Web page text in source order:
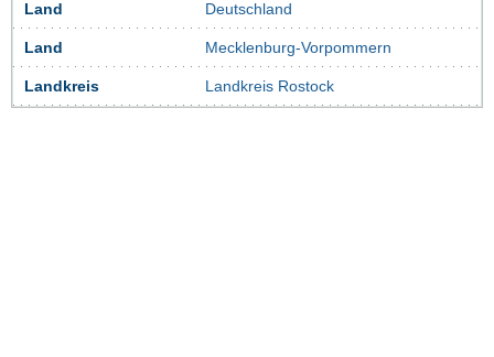
Land Deutschland
Land Mecklenburg-Vorpommern
Landkreis Landkreis Rostock